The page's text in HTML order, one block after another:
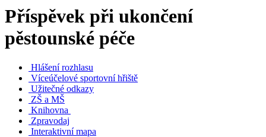
Příspěvek při ukončení
pěstounské péče
Hlášení rozhlasu
Víceúčelové sportovní hřiště
Užitečné odkazy
ZŠ a MŠ
Knihovna
Zpravodaj
Interaktivní mapa